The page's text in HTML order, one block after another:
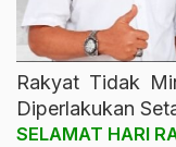
Rakyat Tidak
Diperlakukan
SELAMAT HARI